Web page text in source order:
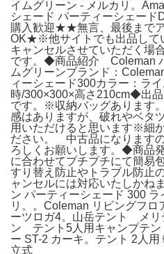
イムグリーン - メルカリ。
シェード パーティーシェー
購入歓迎★★無言、最後までア
OK★※他サイトでも出品して
キャンセルさせていただく場
です。◆商品紹介 Coleman
ムグリーンブランド：
ィーシェード300カラー：ラ
時/300×300×高さ210cm◆出
です。※収納バッグありま
感はありますが、破れやベタ
用いただけると思います※細
ださい。 中古品になります
ろしくお願いします。◆商品
に合わせてプチプチにて簡易
すり替え防止やトラブル防止
ャンセルには対応いたしかね
ン パーティーシェード 300 ラ
リ。。Coleman リビングフロ
ーツロガ4。山岳テント メリ
ン テント5人用キャンプテン
ー ST-2 カーキ。テント 2人
立式